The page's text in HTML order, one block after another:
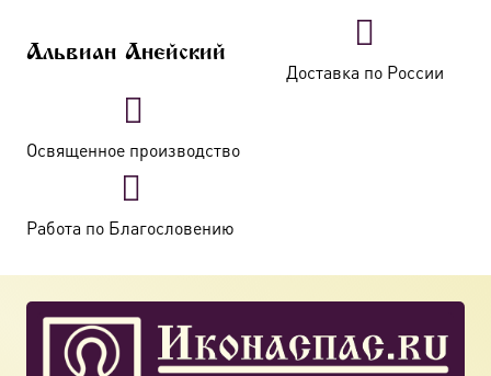
Альвиан Анейский
Доставка по России
Освященное производство
Работа по Благословению